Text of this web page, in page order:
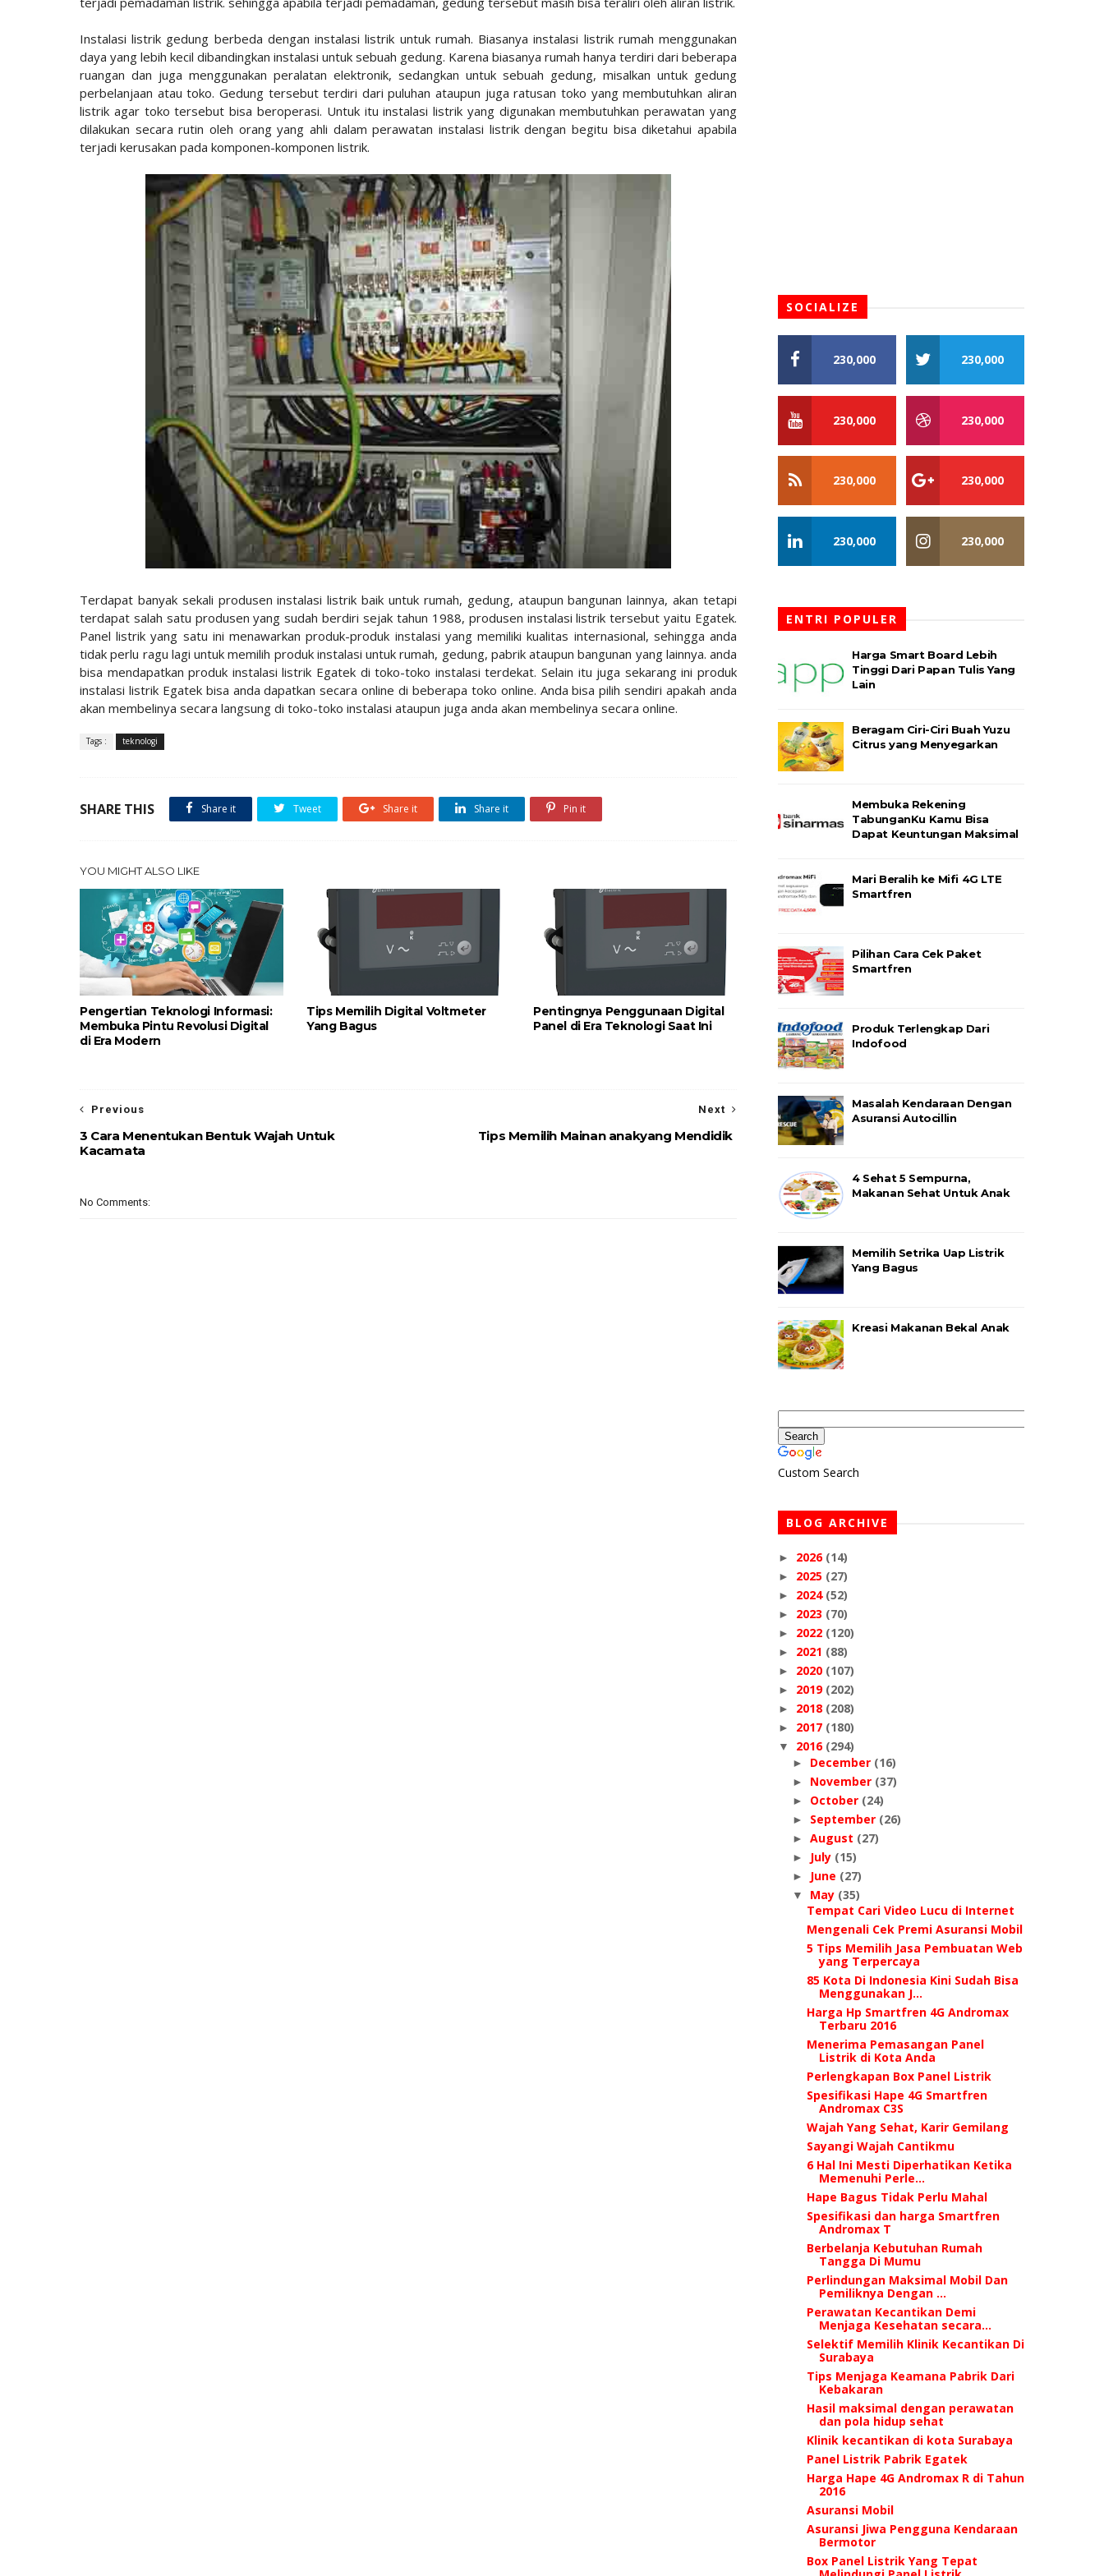
Instalasi listrik gedung berbeda dengan instalasi listrik untuk rumah. Biasanya instalasi listrik rumah menggunakan
daya yang lebih kecil dibandingkan instalasi untuk sebuah gedung. Karena biasanya rumah hanya terdiri dari beberapa
ruangan dan juga menggunakan peralatan elektronik, sedangkan untuk sebuah gedung, misalkan untuk gedung
perbelanjaan atau toko. Gedung tersebut terdiri dari puluhan ataupun juga ratusan toko yang membutuhkan aliran
listrik agar toko tersebut bisa beroperasi. Untuk itu instalasi listrik yang digunakan membutuhkan perawatan yang
dilakukan secara rutin oleh orang yang ahli dalam perawatan instalasi listrik dengan begitu bisa diketahui apabila
terjadi kerusakan pada komponen-komponen listrik.
Terdapat banyak sekali produsen instalasi listrik baik untuk rumah, gedung, ataupun bangunan lainnya, akan tetapi
terdapat salah satu produsen yang sudah berdiri sejak tahun 1988, produsen instalasi listrik tersebut yaitu Egatek.
Panel listrik yang satu ini menawarkan produk-produk instalasi yang memiliki kualitas internasional, sehingga anda
tidak perlu ragu lagi untuk memilih produk instalasi untuk rumah, gedung, pabrik ataupun bangunan yang lainnya. anda
bisa mendapatkan produk instalasi listrik Egatek di toko-toko instalasi terdekat. Selain itu juga sekarang ini produk
instalasi listrik Egatek bisa anda dapatkan secara online di beberapa toko online. Anda bisa pilih sendiri apakah anda
akan membelinya secara langsung di toko-toko instalasi ataupun juga anda akan membelinya secara online.
Tags : teknologi
SHARE THIS Share it Tweet Share it Share it Pin it
YOU MIGHT ALSO LIKE
Pengertian Teknologi Informasi:
Membuka Pintu Revolusi Digital
di Era Modern
Tips Memilih Digital Voltmeter
Yang Bagus
Pentingnya Penggunaan Digital
Panel di Era Teknologi Saat Ini
Next
Tips Memilih Mainan anakyang Mendidik
Previous
3 Cara Menentukan Bentuk Wajah Untuk
Kacamata
No Comments:
SOCIALIZE
230,000 230,000
230,000 230,000
230,000 230,000
230,000 230,000
ENTRI POPULER
Harga Smart Board Lebih
Tinggi Dari Papan Tulis Yang
Lain
Beragam Ciri-Ciri Buah Yuzu
Citrus yang Menyegarkan
Membuka Rekening
TabunganKu Kamu Bisa
Dapat Keuntungan Maksimal
Mari Beralih ke Mifi 4G LTE
Smartfren
Pilihan Cara Cek Paket
Smartfren
Produk Terlengkap Dari
Indofood
Masalah Kendaraan Dengan
Asuransi Autocillin
4 Sehat 5 Sempurna,
Makanan Sehat Untuk Anak
Memilih Setrika Uap Listrik
Yang Bagus
Kreasi Makanan Bekal Anak
Custom Search
BLOG ARCHIVE
► 2026 (14)
► 2025 (27)
► 2024 (52)
► 2023 (70)
► 2022 (120)
► 2021 (88)
► 2020 (107)
► 2019 (202)
► 2018 (208)
► 2017 (180)
▼ 2016 (294)
► December (16)
► November (37)
► October (24)
► September (26)
► August (27)
► July (15)
► June (27)
▼ May (35)
Tempat Cari Video Lucu di Internet
Mengenali Cek Premi Asuransi Mobil
5 Tips Memilih Jasa Pembuatan Web
yang Terpercaya
85 Kota Di Indonesia Kini Sudah Bisa
Menggunakan J...
Harga Hp Smartfren 4G Andromax
Terbaru 2016
Menerima Pemasangan Panel
Listrik di Kota Anda
Perlengkapan Box Panel Listrik
Spesifikasi Hape 4G Smartfren
Andromax C3S
Wajah Yang Sehat, Karir Gemilang
Sayangi Wajah Cantikmu
6 Hal Ini Mesti Diperhatikan Ketika
Memenuhi Perle...
Hape Bagus Tidak Perlu Mahal
Spesifikasi dan harga Smartfren
Andromax T
Berbelanja Kebutuhan Rumah
Tangga Di Mumu
Perlindungan Maksimal Mobil Dan
Pemiliknya Dengan ...
Perawatan Kecantikan Demi
Menjaga Kesehatan secara...
Selektif Memilih Klinik Kecantikan Di
Surabaya
Tips Menjaga Keamana Pabrik Dari
Kebakaran
Hasil maksimal dengan perawatan
dan pola hidup sehat
Klinik kecantikan di kota Surabaya
Panel Listrik Pabrik Egatek
Harga Hape 4G Andromax R di Tahun
2016
Asuransi Mobil
Asuransi Jiwa Pengguna Kendaraan
Bermotor
Box Panel Listrik Yang Tepat